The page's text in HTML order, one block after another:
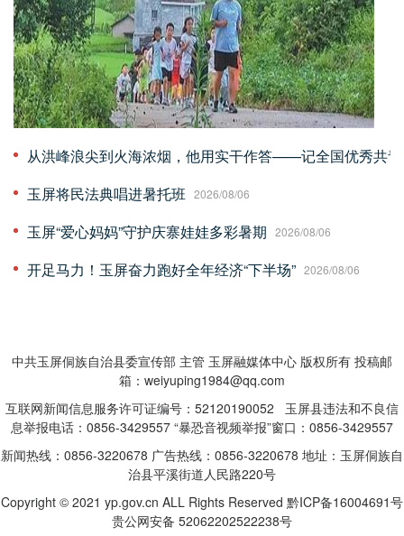
从洪峰浪尖到火海浓烟，他用实干作答——记全国优秀共
玉屏将民法典唱进暑托班 2026/08/06
玉屏“爱心妈妈”守护庆寨娃娃多彩暑期 2026/08/06
开足马力！玉屏奋力跑好全年经济“下半场” 2026/08/06
中共玉屏侗族自治县委宣传部 主管 玉屏融媒体中心 版权所有 投稿邮
箱：weiyuping1984@qq.com
互联网新闻信息服务许可证编号：52120190052 玉屏县违法和不良信
息举报电话：0856-3429557 “暴恐音视频举报”窗口：0856-3429557
新闻热线：0856-3220678 广告热线：0856-3220678 地址：玉屏侗族自
治县平溪街道人民路220号
Copyright © 2021 yp.gov.cn ALL Rights Reserved 黔ICP备16004691号
贵公网安备 52062202522238号